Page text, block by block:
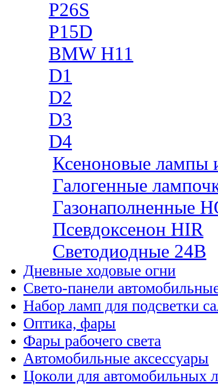
P26S
P15D
BMW H11
D1
D2
D3
D4
Ксеноновые лампы
Галогенные
Газонаполненные
Псевдоксенон HIR
Cветодиодные 24B
Дневные ходовые огни
Свето-панели
Набор ламп для подсветки
Оптика, фары
Фары рабочего света
Автомобильные аксессуары
Цоколи для автомобильных